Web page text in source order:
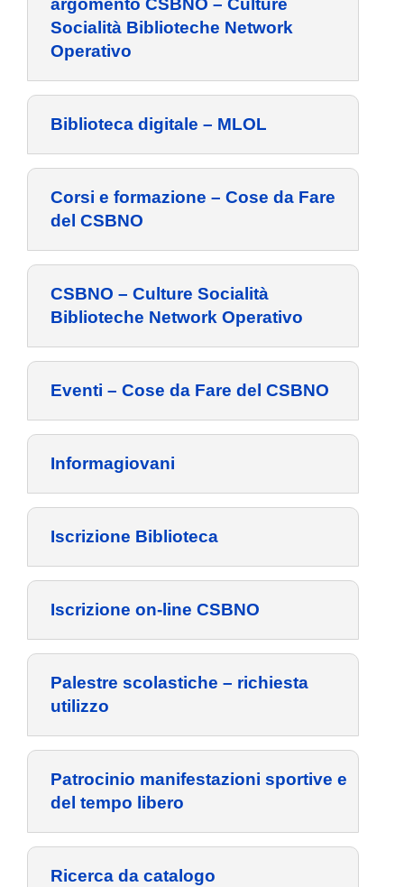
VIVERE VANZAGO
COMUNICAZIONE
argomento CSBNO – Culture
Socialità Biblioteche Network
Operativo
Biblioteca digitale – MLOL
Corsi e formazione – Cose da Fare
del CSBNO
CSBNO – Culture Socialità
Biblioteche Network Operativo
Eventi – Cose da Fare del CSBNO
Informagiovani
Iscrizione Biblioteca
Iscrizione on-line CSBNO
Palestre scolastiche – richiesta
utilizzo
Patrocinio manifestazioni sportive e
del tempo libero
Ricerca da catalogo